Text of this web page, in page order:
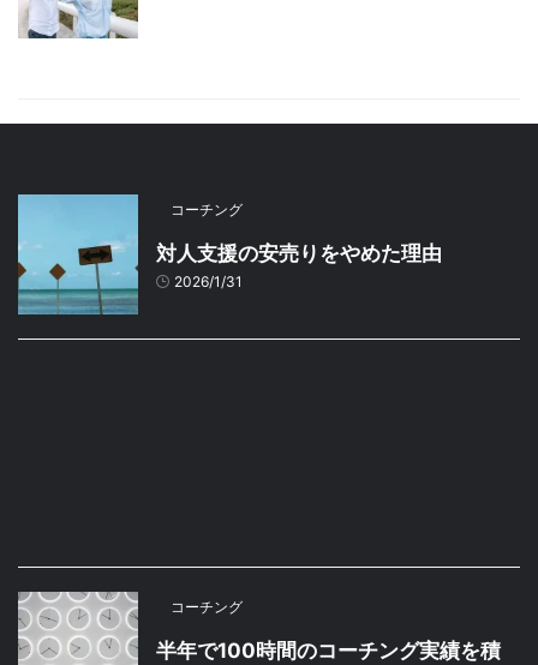
コーチング
対人支援の安売りをやめた理由
2026/1/31
コーチング
半年で100時間のコーチング実績を積